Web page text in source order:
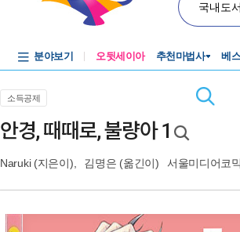
국내도
분야보기 오뒷세이아 추천마법사 베
소득공제
안경, 때때로, 불량아 1
Naruki(지은이), 김명은 (옮긴이) 서울미디어코